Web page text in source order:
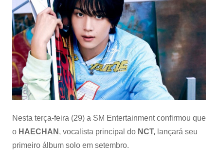
Nesta terça-feira (29) a SM Entertainment confirmou que
o HAECHAN , vocalista principal do NCT, lançará seu
primeiro álbum solo em setembro.